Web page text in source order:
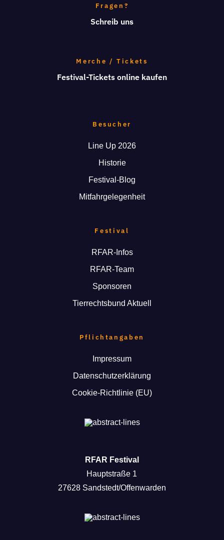
Fragen?
Schreib uns
Merche / Tickets
Festival-Tickets online kaufen
Besucher
Line Up 2026
Historie
Festival-Blog
Mitfahrgelegenheit
Festival
RFAR-Infos
RFAR-Team
Sponsoren
Tierrechtsbund Aktuell
Pflichtangaben
Impressum
Datenschutzerklärung
Cookie-Richtlinie (EU)
RFAR Festival
Hauptstraße 1
27628 Sandstedt/Offenwarden